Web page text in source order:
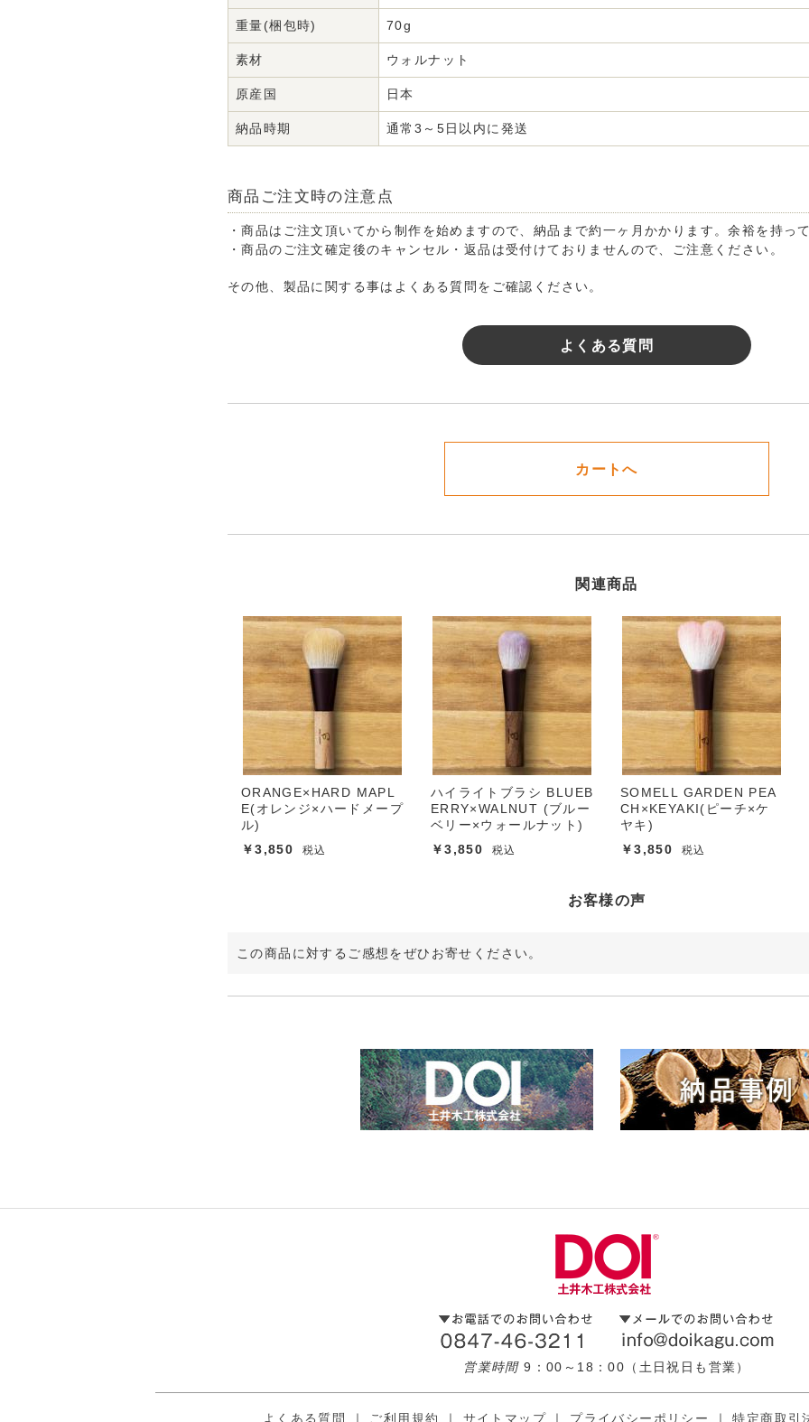
重量(梱包時) 70g
素材 ウォルナット
原産国 日本
納品時期 通常3～5日以内に発送
商品ご注文時の注意点
・商品はご注文頂いてから制作を始めますので、納品まで約一ヶ月かかります。余裕を持っ
・商品のご注文確定後のキャンセル・返品は受付けておりませんので、ご注意ください。
その他、製品に関する事はよくある質問をご確認ください。
よくある質問
カートへ
関連商品
ORANGE×HARD MAPL
E(オレンジ×ハードメープ
ル)
￥3,850
税込
ハイライトブラシ BLUEB
ERRY×WALNUT (ブルー
ベリー×ウォールナット)
￥3,850
税込
SOMELL GARDEN PEA
CH×KEYAKI(ピーチ×ケ
ヤキ)
￥3,850
税込
お客様の声
この商品に対するご感想をぜひお寄せください。
営業時間9：00～18：00（土日祝日も営業）
よくある質問 ｜ ご利用規約 ｜ サイトマップ ｜ プライバシーポリシー ｜特定商取引